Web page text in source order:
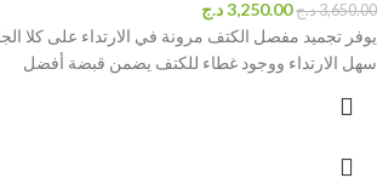
3,650.00د.ج 3,250.00د.ج
يوفر تجميد مفصل الكتف مرونة في الارتداء على كلا
سهل الارتداء ووجود غطاء للكتف يضمن قبضة أفضل